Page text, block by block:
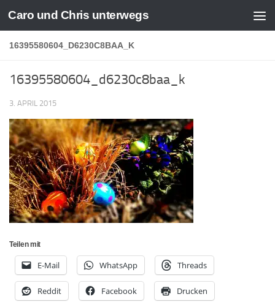
Zum Inhalt springen
Caro und Chris unterwegs
16395580604_D6230C8BAA_K
16395580604_d6230c8baa_k
3. APRIL 2015
Teilen mit
E-Mail WhatsApp Threads
Reddit Facebook Drucken